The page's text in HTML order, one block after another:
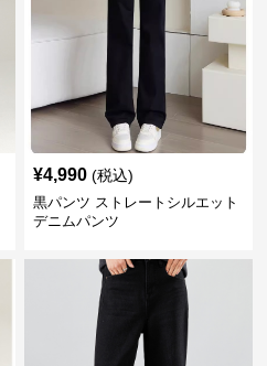
¥4,990 (税込)
黒パンツ ストレートシルエット
デニムパンツ